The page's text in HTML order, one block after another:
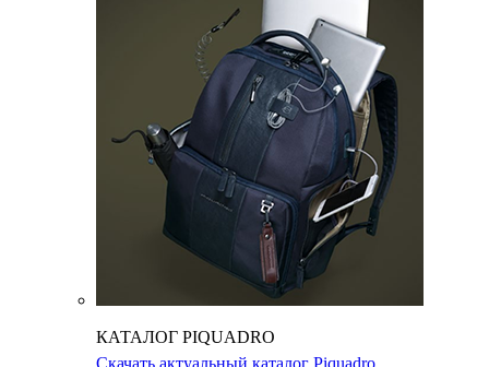
КАТАЛОГ PIQUADRO
Скачать актуальный каталог Piquadro